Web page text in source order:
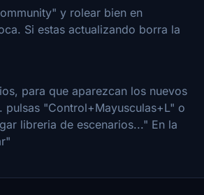
y rolear bien en
Si estas actualizando borra la
para que aparezcan los nuevos
"Control+Mayusculas+L" o
libreria de escenarios..." En la